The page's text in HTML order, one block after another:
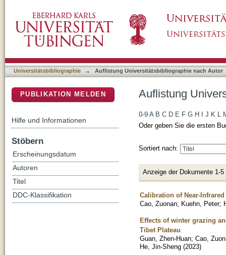
Universitätsbibliographie → Auflistung Universitätsbibliographie nach Autor
Auflistung
0-9 A B C D E F G H J K L
Oder geben Sie die ersten
Sortiert nach:
Anzeige der Dokumente 1-5
Calibration of Near-
Cao, Zuonan; Kuehn, Peter;
Effects of winter grazing
Tibet Plateau
Guan, Zhen-Huan; Cao,
He, Jin-Sheng (2023)
PUBLIKATION MELDEN
Hilfe und Informationen
Stöbern
Erscheinungsdatum
Autoren
Titel
DDC-Klassifikation